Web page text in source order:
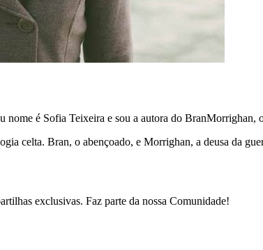
nome é Sofia Teixeira e sou a autora do BranMorrighan,
celta. Bran, o abençoado, e Morrighan, a deusa da
exclusivas. Faz parte da nossa Comunidade!